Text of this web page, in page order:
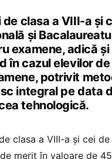
de clasa a VIII-a și
și
examene, adică
în cazul elevilor
potrivit
integral pe data
tehnologică.
clasa a VIII-a și cei
merit în valoare de